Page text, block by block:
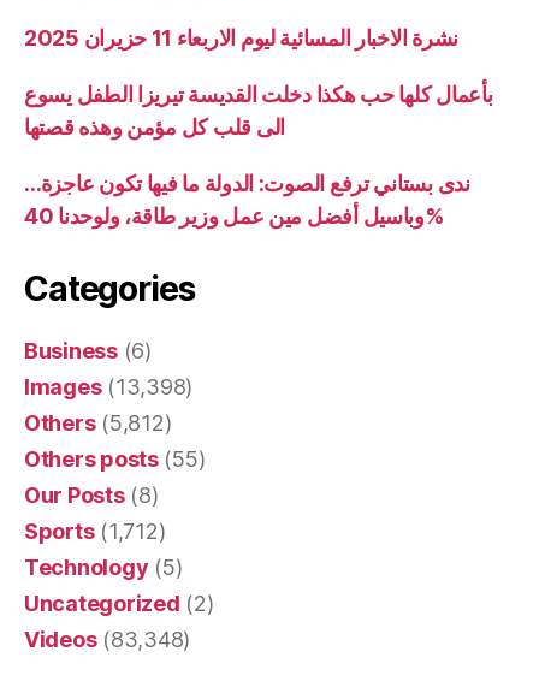
نشرة الاخبار المسائية ليوم الاربعاء 11 حزيران 2025
بأعمال كلها حب هكذا دخلت القديسة تيريزا الطفل يسوع
الى قلب كل مؤمن وهذه قصتها
ندى بستاني ترفع الصوت: الدولة ما فيها تكون عاجزة…
وباسيل أفضل مين عمل وزير طاقة، ولوحدنا 40%
Categories
Business(6)
Images(13,398)
Others(5,812)
Others posts(55)
Our Posts(8)
Sports(1,712)
Technology (5)
Uncategorized (2)
Videos(83,348)